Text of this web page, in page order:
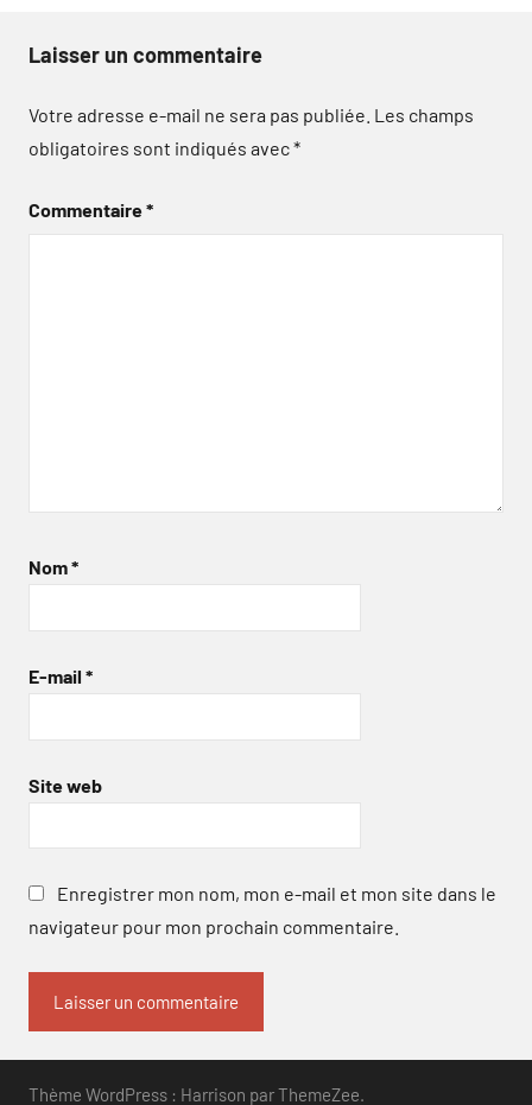
Laisser un commentaire
Votre adresse e-mail ne sera pas publiée. Les champs
obligatoires sont indiqués avec*
Commentaire*
Nom*
E-mail *
Site web
Enregistrer mon nom, mon e-mail et mon site dans le
navigateur pour mon prochain commentaire.
Thème WordPress : Harrison par ThemeZee.